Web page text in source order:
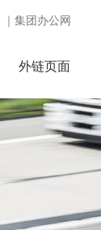
｜ 集团办公网
外链页面